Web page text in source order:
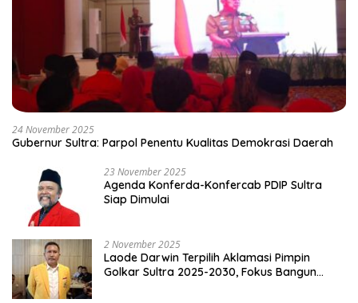
24 November 2025
Gubernur Sultra: Parpol Penentu Kualitas Demokrasi Daerah
23 November 2025
Agenda Konferda-Konfercab PDIP Sultra
Siap Dimulai
2 November 2025
Laode Darwin Terpilih Aklamasi Pimpin
Golkar Sultra 2025-2030, Fokus Bangun